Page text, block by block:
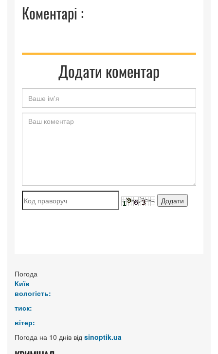
Коментарі :
Додати коментар
Погода
Київ
вологість:
тиск:
вітер:
Погода на 10 днів від sinoptik.ua